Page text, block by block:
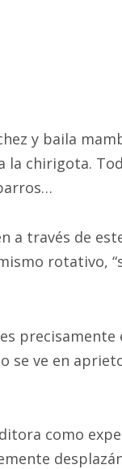
y baila
la chirigota.
a través de
rotativo,
es
ve en
como